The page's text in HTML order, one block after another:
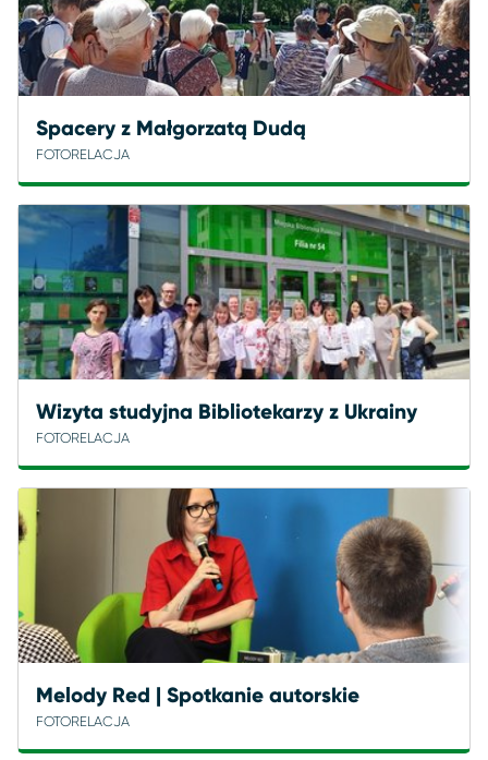
Spacery z Małgorzatą Dudą
FOTORELACJA
Wizyta studyjna Bibliotekarzy z Ukrainy
FOTORELACJA
Melody Red | Spotkanie autorskie
FOTORELACJA